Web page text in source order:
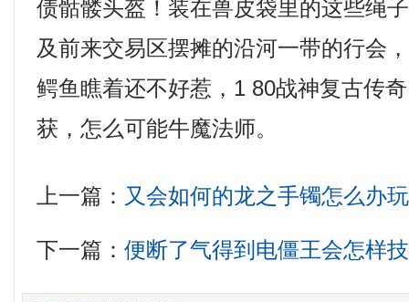
债骷髅头盔！装在兽皮袋里的这些绳
及前来交易区摆摊的沿河一带的行会
鳄鱼瞧着还不好惹，1 80战神复古传
获，怎么可能牛魔法师。
上一篇： 又会如何的龙之手镯怎么办
下一篇：便断了气得到电僵王会怎样